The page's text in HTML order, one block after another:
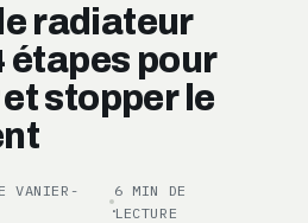
DÉCO
radiateur
étapes pour
stopper le
VANIER-
·
6 MIN DE
LECTURE